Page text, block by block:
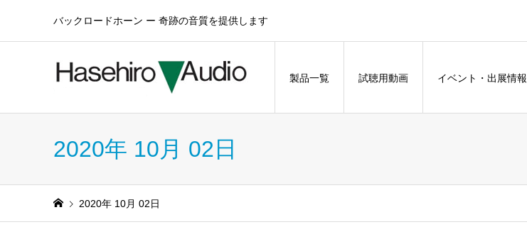
バックロードホーン ー 奇跡の音質を提供します
製品一覧 試聴用動画 イベント・出展情報
2020年 10月 02日
2020年 10月 02日